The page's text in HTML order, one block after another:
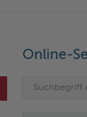
Online-